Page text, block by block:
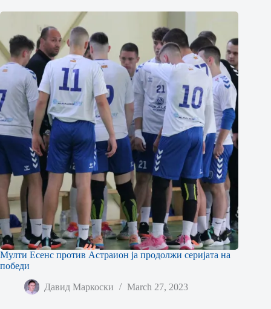
Мулти Есенс против Астраион ја продолжи серијата на
победи
Давид Маркоски March 27, 2023